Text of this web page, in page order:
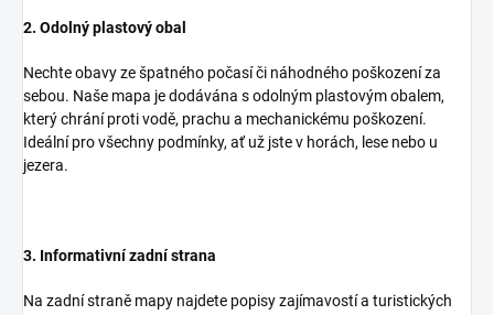
2. Odolný plastový obal
Nechte obavy ze špatného počasí či náhodného poškození za
sebou. Naše mapa je dodávána s odolným plastovým obalem,
který chrání proti vodě, prachu a mechanickému poškození.
Ideální pro všechny podmínky, ať už jste v horách, lese nebo u
jezera.
3. Informativní zadní strana
Na zadní straně mapy najdete popisy zajímavostí a turistických